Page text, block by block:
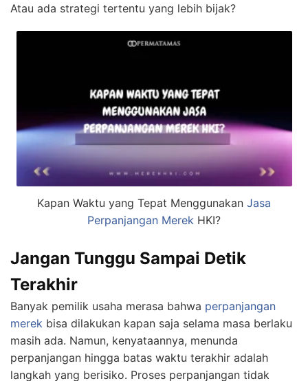
Atau ada strategi tertentu yang lebih bijak?
Kapan Waktu yang Tepat Menggunakan Jasa
Perpanjangan Merek HKI?
Jangan Tunggu Sampai Detik
Terakhir
Banyak pemilik usaha merasa bahwa perpanjangan
merek bisa dilakukan kapan saja selama masa berlaku
masih ada. Namun, kenyataannya, menunda
perpanjangan hingga batas waktu terakhir adalah
langkah yang berisiko. Proses perpanjangan tidak